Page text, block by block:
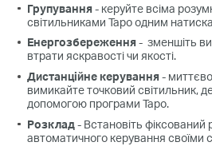
Групування- керуйте всіма
світильниками Tapo одним
Енергозбереження- зменшіть
втрати яскравості чи якості.
Дистанційне керування-
вимикайте точковий світильник,
допомогою програми Tapo.
Розклад- Встановіть фіксований
автоматичного керування своїми